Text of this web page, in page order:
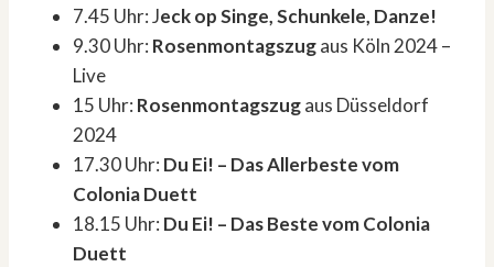
7.45 Uhr: Jeck op Singe, Schunkele, Danze!
9.30 Uhr: Rosenmontagszugaus Köln 2024 –
Live
15 Uhr: Rosenmontagszugaus Düsseldorf
2024
17.30 Uhr: Du Ei! – Das Allerbeste vom
Colonia Duett
18.15 Uhr: Du Ei! – Das Beste vom Colonia
Duett